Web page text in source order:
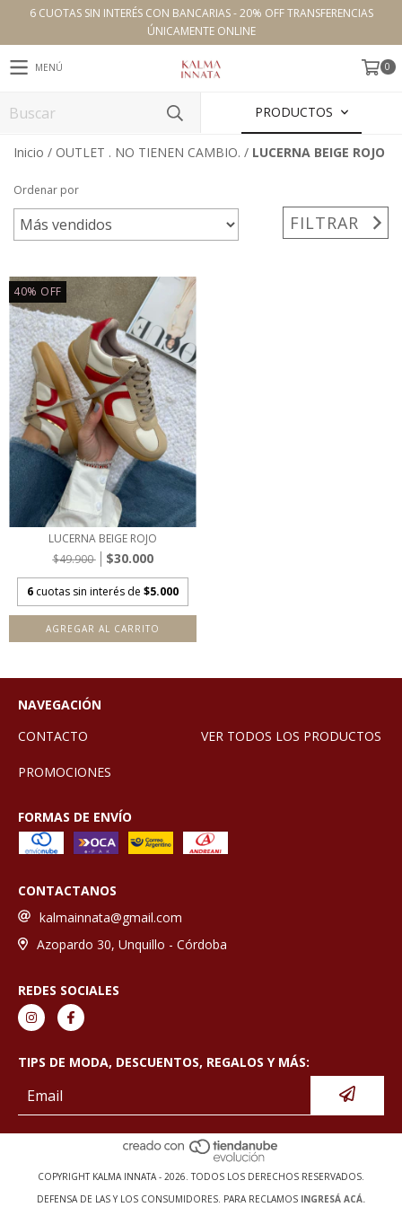
6 CUOTAS SIN INTERÉS CON BANCARIAS - 20% OFF TRANSFERENCIAS
ÚNICAMENTE ONLINE
MENÚ 0
PRODUCTOS
Inicio / OUTLET . NO TIENEN CAMBIO. / LUCERNA BEIGE ROJO
Ordenar por
FILTRAR
40% OFF
LUCERNA BEIGE ROJO
$49.900
$30.000
6 cuotas sin interés de $5.000
AGREGAR AL CARRITO
NAVEGACIÓN
CONTACTO
VER TODOS LOS PRODUCTOS
PROMOCIONES
FORMAS DE ENVÍO
CONTACTANOS
kalmainnata@gmail.com
Azopardo 30, Unquillo - Córdoba
REDES SOCIALES
TIPS DE MODA, DESCUENTOS, REGALOS Y MÁS:
COPYRIGHT KALMA INNATA - 2026. TODOS LOS DERECHOS RESERVADOS.
DEFENSA DE LAS Y LOS CONSUMIDORES. PARA RECLAMOS INGRESÁ ACÁ.